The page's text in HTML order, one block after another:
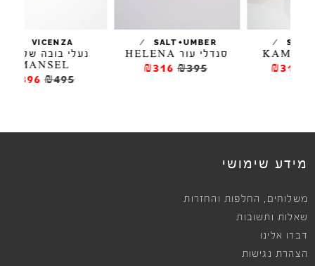
SALT+UMBER
/
סנדלי עור HELENA
₪316
/
נעלי בובה שטוחות
MANSEL
₪396
מידע שימושי
משלוחים , החלפות והחזרות
שאלות ותשובות
דברו אלינו
הצהרת נגישות